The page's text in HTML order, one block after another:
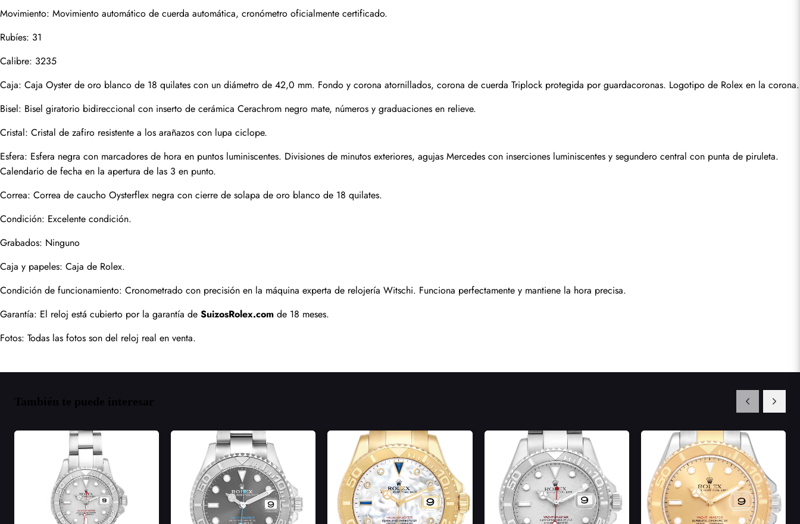
Movimiento: Movimiento automático de cuerda automática, cronómetro oficialmente certificado.
Rubíes: 31
Calibre: 3235
Caja: Caja Oyster de oro blanco de 18 quilates con un diámetro de 42,0 mm. Fondo y corona atornillados, corona de cuerda Triplock protegida por guardacoronas. Logotipo de Rolex en la corona.
Bisel: Bisel giratorio bidireccional con inserto de cerámica Cerachrom negro mate, números y graduaciones en relieve.
Cristal: Cristal de zafiro resistente a los arañazos con lupa ciclope.
Esfera: Esfera negra con marcadores de hora en puntos luminiscentes. Divisiones de minutos exteriores, agujas Mercedes con inserciones luminiscentes y segundero central con punta de piruleta.
Calendario de fecha en la apertura de las 3 en punto.
Correa: Correa de caucho Oysterflex negra con cierre de solapa de oro blanco de 18 quilates.
Condición: Excelente condición.
Grabados: Ninguno
Caja y papeles: Caja de Rolex.
Condición de funcionamiento: Cronometrado con precisión en la máquina experta de relojería Witschi. Funciona perfectamente y mantiene la hora precisa.
Garantía: El reloj está cubierto por la garantía de SuizosRolex.com de 18 meses.
Fotos: Todas las fotos son del reloj real en venta.
También te puede interesar
Teléfono